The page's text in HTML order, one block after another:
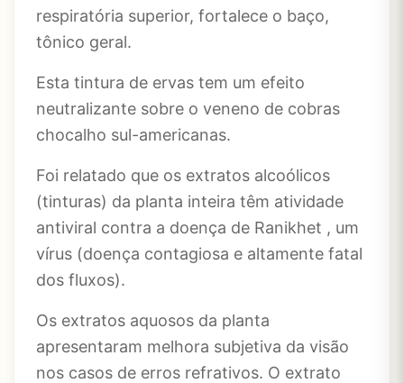
respiratória superior, fortalece o baço,
tônico geral.
Esta tintura de ervas tem um efeito
neutralizante sobre o veneno de cobras
chocalho sul-americanas.
Foi relatado que os extratos alcoólicos
(tinturas) da planta inteira têm atividade
antiviral contra a doença de Ranikhet , um
vírus (doença contagiosa e altamente fatal
dos fluxos).
Os extratos aquosos da planta
apresentaram melhora subjetiva da visão
nos casos de erros refrativos. O extrato